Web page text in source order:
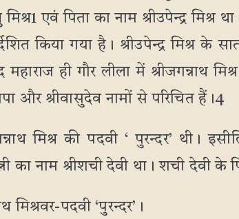
मिश्र1 एवं पिता का नाम श्रीउपेन्द्र
किया गया है। श्रीउपेन्द्र मिश्र के
महाराज ही गौर लीला में
और श्रीवासुदेव नामों से परिचित हैं।4
मिश्र की पदवी ‘ पुरन्दर’ थी।
का नाम श्रीशची देवी था। शची देवी के
मिश्रवर-पदवी ‘पुरन्दर’।